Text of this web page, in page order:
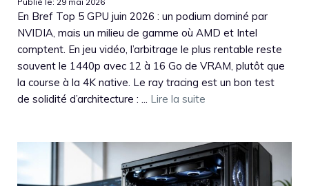
En Bref Top 5 GPU juin 2026 : un podium dominé par
NVIDIA, mais un milieu de gamme où AMD et Intel
comptent. En jeu vidéo, l’arbitrage le plus rentable reste
souvent le 1440p avec 12 à 16 Go de VRAM, plutôt que
la course à la 4K native. Le ray tracing est un bon test
de solidité d’architecture : ... Lire la suite